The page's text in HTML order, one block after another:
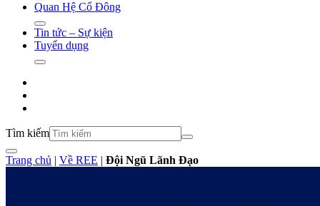
Quan Hệ Cổ Đông
Tin tức – Sự kiện
Tuyển dụng
Tìm kiếm
Trang chủ | Về REE | Đội Ngũ Lãnh Đạo